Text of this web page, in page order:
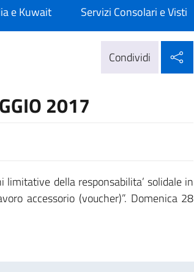
e Kuwait Servizi Consolari e Visti
Condividi
2017
limitative della responsabilita’ solidale in
accessorio (voucher)”. Domenica 28